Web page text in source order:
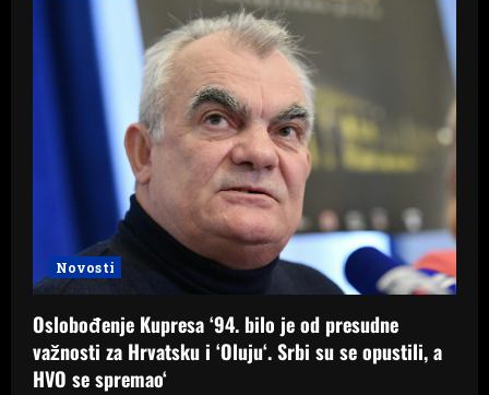
Novosti
Oslobođenje Kupresa ‘94. bilo je od presudne
važnosti za Hrvatsku i ‘Oluju‘. Srbi su se opustili, a
HVO se spremao‘